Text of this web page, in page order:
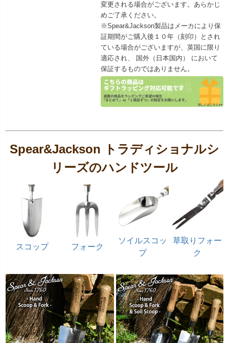
変更される場合がございます。あらかじ
めご了承ください。
※Spear&Jackson製品はメーカにより保
証期間がご購入後１０年（刻印）とされ
ている場合がございますが、英国に限り
適応され、 国外（日本国内） において
保証するものではありません。
Spear&Jackson トラディショナルシ
リーズのハンドツール
スコップ フォーク
ソイルスコッ
プ
草取りフォー
ク